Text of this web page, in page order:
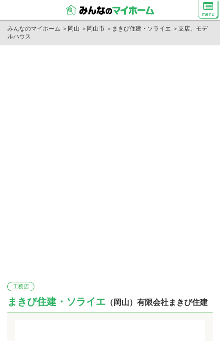
menu
みんなのマイホーム ＞ 岡山 ＞ 岡山市 ＞ まきび住建・ソライエ ＞ 支店、モデ
ルハウス
工務店
まきび住建・ソライエ （岡山）有限会社まきび住建